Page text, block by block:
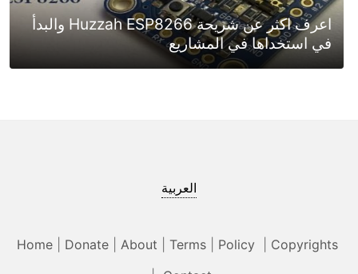
اعرف اكثر عن شريحة Huzzah ESP8266 والبدأ
في استخداها في المشاريع
العربية
Home| Donate| About Terms| Policy
Copyrights